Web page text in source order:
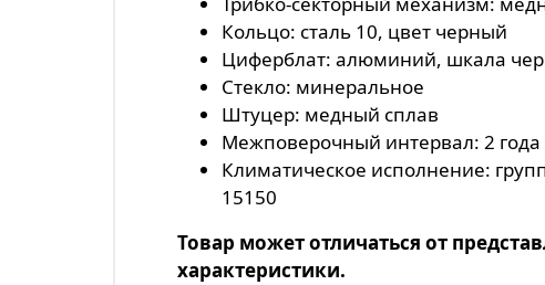
Кольцо: сталь 10, цвет черный
Циферблат: алюминий, шкала
Стекло: минеральное
Штуцер: медный сплав
Межповерочный интервал: 2 года
Климатическое исполнение:
15150
Товар может отличаться от
характеристики.